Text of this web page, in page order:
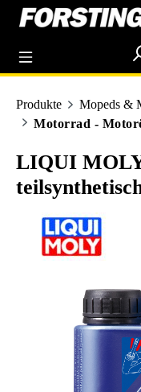
springen
Produkte Mopeds &
Motorrad -
LIQUI
Bildergalerie